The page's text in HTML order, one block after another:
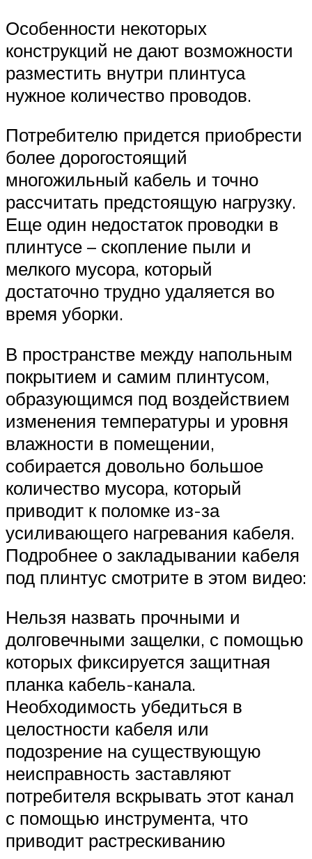
Особенности некоторых
конструкций не дают возможности
разместить внутри плинтуса
нужное количество проводов.
Потребителю придется приобрести
более дорогостоящий
многожильный кабель и точно
рассчитать предстоящую нагрузку.
Еще один недостаток проводки в
плинтусе – скопление пыли и
мелкого мусора, который
достаточно трудно удаляется во
время уборки.
В пространстве между напольным
покрытием и самим плинтусом,
образующимся под воздействием
изменения температуры и уровня
влажности в помещении,
собирается довольно большое
количество мусора, который
приводит к поломке из-за
усиливающего нагревания кабеля.
Подробнее о закладывании кабеля
под плинтус смотрите в этом видео:
Нельзя назвать прочными и
долговечными защелки, с помощью
которых фиксируется защитная
планка кабель-канала.
Необходимость убедиться в
целостности кабеля или
подозрение на существующую
неисправность заставляют
потребителя вскрывать этот канал
с помощью инструмента, что
приводит растрескиванию